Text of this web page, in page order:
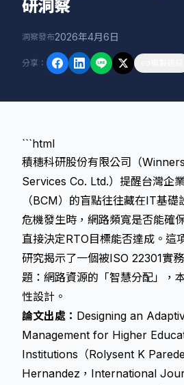
研洞察
洞察發布2026年4月6日
分享 ：
```html
積穗科研股份有限公司（
Services Co. Ltd.）提醒台灣企
（BCM）的盲點往往藏在IT基
危機發生時，網路頻寬是否能確
直接決定RTO目標能否達成。這
研究揭示了一個被ISO 22301實
題：網路資源的「智慧分配」，
性設計。
論文出處： Designing an
Management for Higher
Institutions（Rolysent K
Hernandez，International